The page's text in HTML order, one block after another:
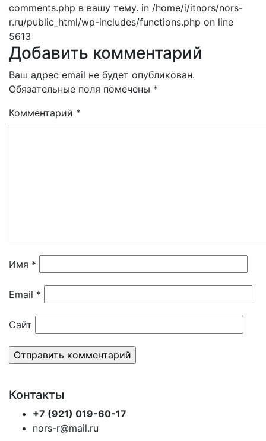
comments.php в вашу тему. in /home/i/itnors/nors-
r.ru/public_html/wp-includes/functions.php on line
5613
Добавить комментарий
Ваш адрес email не будет опубликован.
Обязательные поля помечены *
Комментарий *
Имя *
Email *
Сайт
Контакты
+7 (921) 019-60-17
nors-r@mail.ru